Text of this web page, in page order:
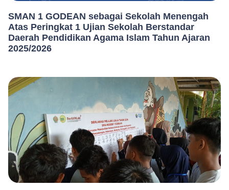
SMAN 1 GODEAN sebagai Sekolah Menengah
Atas Peringkat 1 Ujian Sekolah Berstandar
Daerah Pendidikan Agama Islam Tahun Ajaran
2025/2026